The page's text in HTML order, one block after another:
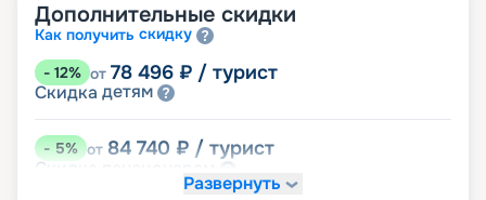
Дополнительные скидки
Как получить скидку
- 12% от 78 496 ₽ / турист
Скидка детям
-5% от 84 740 ₽ / турист
Скидка
именинникамРазвернуть